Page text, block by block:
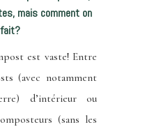
mais comment on
fait?
est vaste! Entre
(avec notamment
d’intérieur ou
(sans les